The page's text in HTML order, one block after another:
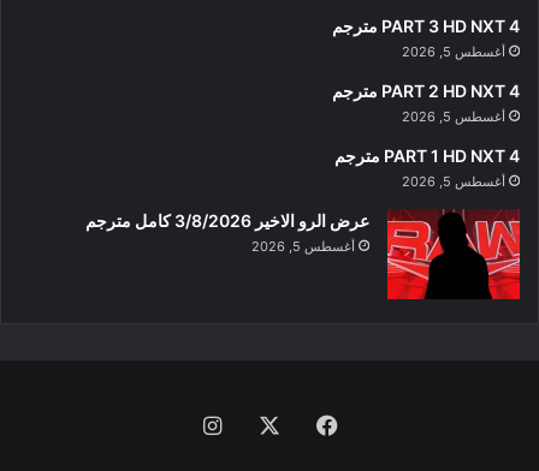
PART 3 HD NXT 4 مترجم
أغسطس 5, 2026
PART 2 HD NXT 4 مترجم
أغسطس 5, 2026
PART 1 HD NXT 4 مترجم
أغسطس 5, 2026
عرض الرو الاخير 3/8/2026 كامل مترجم
أغسطس 5, 2026
فيسبوك